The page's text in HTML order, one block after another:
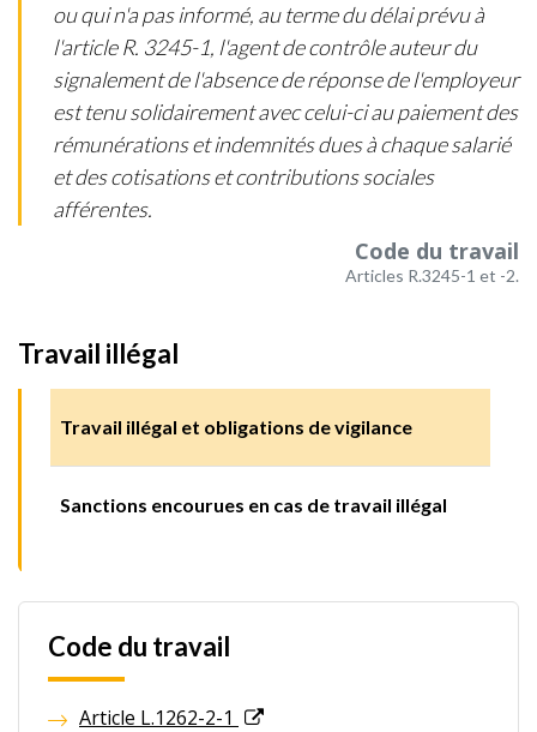
ou qui n'a pas informé, au terme du délai prévu à
l'article R. 3245-1, l'agent de contrôle auteur du
signalement de l'absence de réponse de l'employeur
est tenu solidairement avec celui-ci au paiement des
rémunérations et indemnités dues à chaque salarié
et des cotisations et contributions sociales
afférentes.
Code du travail
Articles R.3245-1 et -2.
Travail illégal
Travail illégal et obligations de vigilance
Sanctions encourues en cas de travail illégal
Code du travail
Article L.1262-2-1